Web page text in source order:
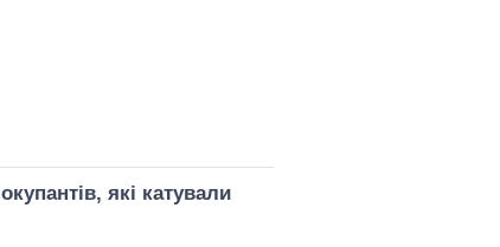
які катували